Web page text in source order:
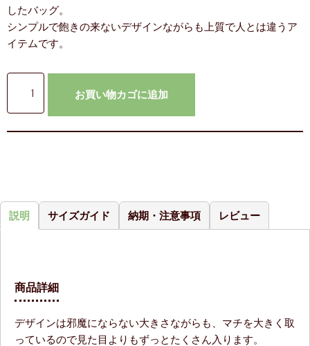
したバッグ。
シンプルで飽きの来ないデザインながらも上質で人とは違うア
イテムです。
お買い物カゴに追加
説明 サイズガイド 納期・注意事項 レビュー
商品詳細
デザインは邪魔にならない大きさながらも、マチを大きく取
っているので見た目よりもずっとたくさん入ります。